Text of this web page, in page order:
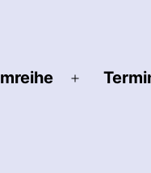
Menü